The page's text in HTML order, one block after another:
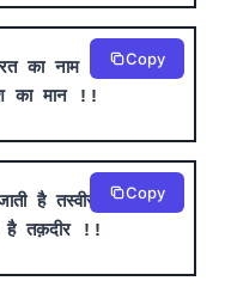
का नाम
का मान !!
Copy
है तस्वीर
है तक़दीर !!
Copy